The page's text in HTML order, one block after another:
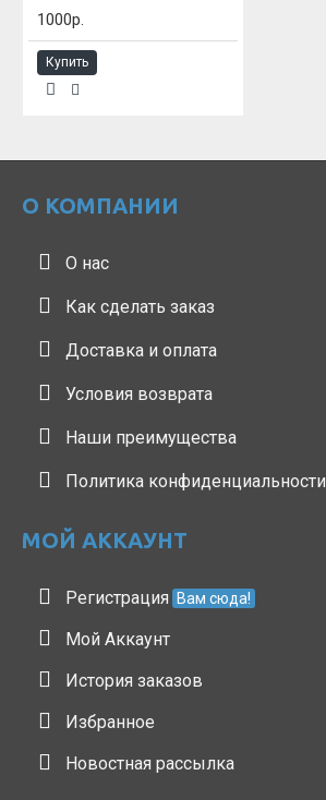
1000р.
Купить
О КОМПАНИИ
О нас
Как сделать заказ
Доставка и оплата
Условия возврата
Наши преимущества
Политика конфиденциальности
МОЙ АККАУНТ
Регистрация Вам сюда!
Мой Аккаунт
История заказов
Избранное
Новостная рассылка